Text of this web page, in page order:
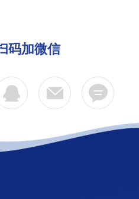
码加微信